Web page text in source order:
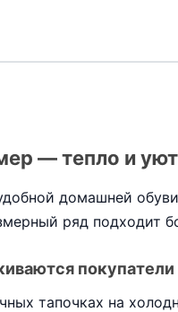
— тепло и
домашней
ряд подходит
покупатели
тапочках на